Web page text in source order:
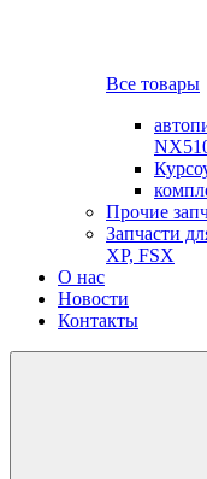
Все товары
Прочие
Запчасти
XP, FSX
О нас
Новости
Контакты